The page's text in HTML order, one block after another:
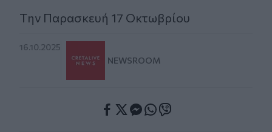
Tην Παρασκευή 17 Οκτωβρίου
16.10.2025
NEWSROOM